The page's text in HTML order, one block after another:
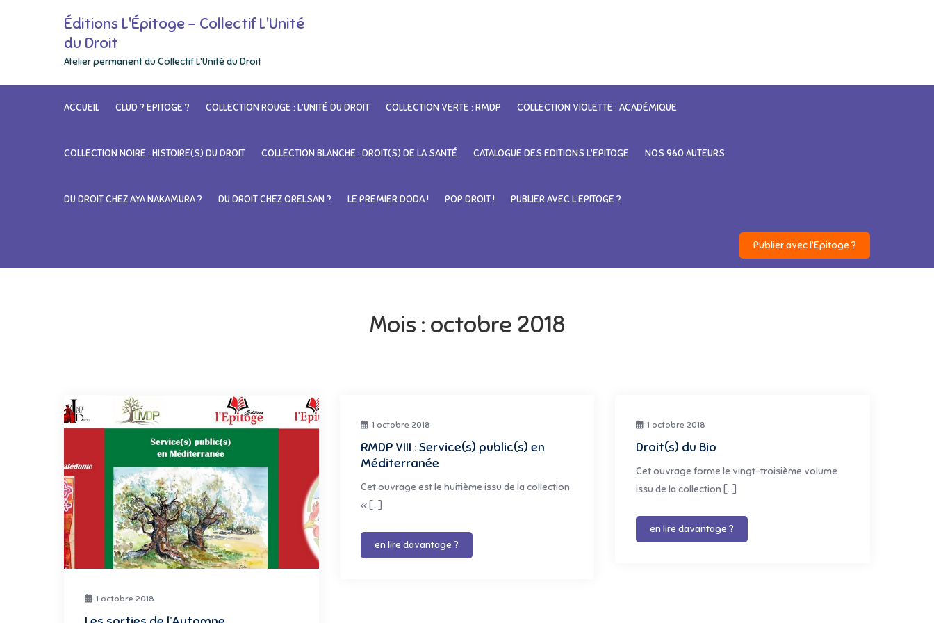
Éditions L'Épitoge – Collectif L'Unité
du Droit
Atelier permanent du Collectif L'Unité du Droit
ACCUEIL CLUD ? EPITOGE ? COLLECTION ROUGE : L’UNITÉ DU DROIT COLLECTION VERTE : RMDP COLLECTION VIOLETTE : ACADÉMIQUE
COLLECTION NOIRE : HISTOIRE(S) DU DROIT COLLECTION BLANCHE : DROIT(S) DE LA SANTÉ CATALOGUE DES EDITIONS L’EPITOGE NOS 960 AUTEURS
DU DROIT CHEZ AYA NAKAMURA ? DU DROIT CHEZ ORELSAN ? LE PREMIER DODA ! POP’DROIT ! PUBLIER AVEC L’EPITOGE ?
Publier avec l'Epitoge ?
Mois : octobre 2018
1 octobre 2018
1 octobre 2018
RMDP VIII : Service(s) public(s) en
Méditerranée
Cet ouvrage est le huitième issu de la collection
« […]
en lire davantage ?
1 octobre 2018
Droit(s) du Bio
Cet ouvrage forme le vingt-troisième volume
issu de la collection […]
en lire davantage ?